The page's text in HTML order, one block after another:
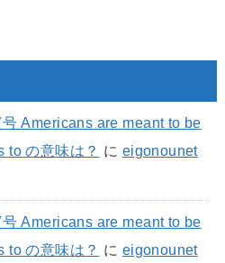
Americans are meant to be
to の意味は？ に eigonounet
Americans are meant to be
to の意味は？ に eigonounet